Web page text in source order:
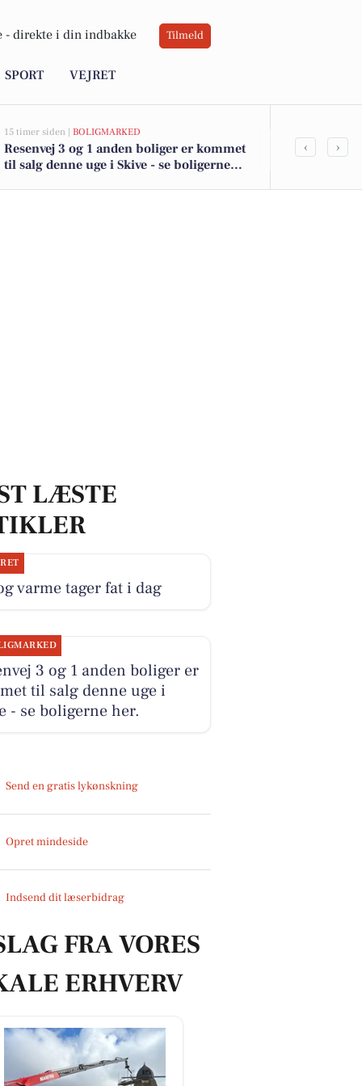
- direkte i din indbakke Tilmeld
SPORT VEJRET
15 timer siden | BOLIGMARKED
Resenvej 3 og 1 anden boliger er kommet
til salg denne uge i Skive - se boligerne
Skive
‹ ›
LÆSTE
varme tager fat i dag
3 og 1 anden boliger er
til salg denne uge i
- se boligerne her.
Send en gratis lykønskning
Opret mindeside
Indsend dit læserbidrag
FRA VORES
ERHVERV